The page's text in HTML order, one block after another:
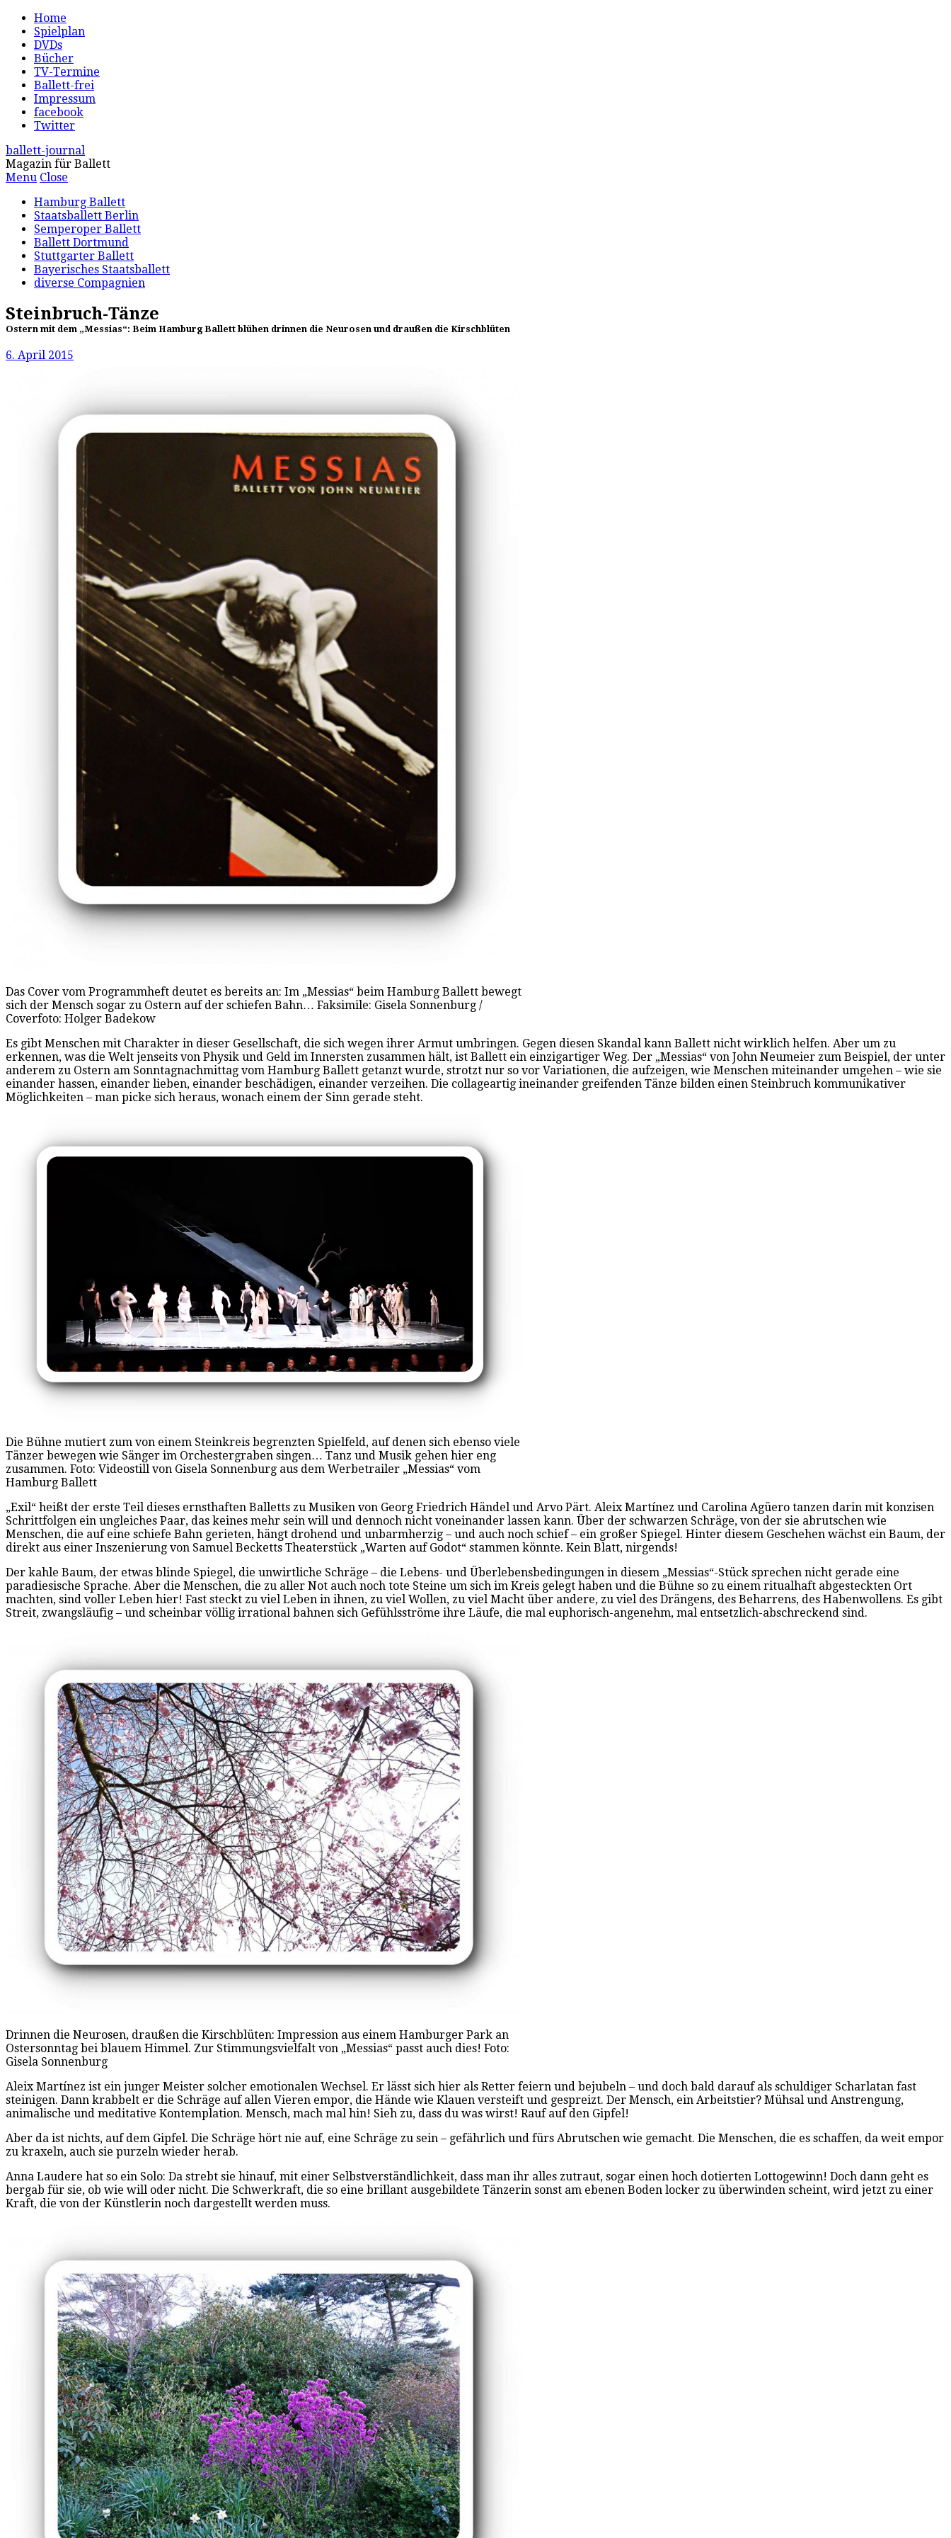
Home
Spielplan
DVDs
Bücher
TV-Termine
Ballett-frei
Impressum
facebook
Twitter
ballett-journal
Magazin für Ballett
Menu Close
Hamburg Ballett
Staatsballett Berlin
Semperoper Ballett
Ballett Dortmund
Stuttgarter Ballett
Bayerisches Staatsballett
diverse Compagnien
Steinbruch-Tänze
Ostern mit dem „Messias“: Beim Hamburg Ballett blühen drinnen die Neurosen und draußen die Kirschblüten
6. April 2015
Das Cover vom Programmheft deutet es bereits an: Im „Messias“ beim Hamburg Ballett bewegt
sich der Mensch sogar zu Ostern auf der schiefen Bahn… Faksimile: Gisela Sonnenburg /
Coverfoto: Holger Badekow
Es gibt Menschen mit Charakter in dieser Gesellschaft, die sich wegen ihrer Armut umbringen. Gegen diesen Skandal kann Ballett nicht wirklich helfen. Aber um zu
erkennen, was die Welt jenseits von Physik und Geld im Innersten zusammen hält, ist Ballett ein einzigartiger Weg. Der „Messias“ von John Neumeier zum Beispiel, der unter
anderem zu Ostern am Sonntagnachmittag vom Hamburg Ballett getanzt wurde, strotzt nur so vor Variationen, die aufzeigen, wie Menschen miteinander umgehen – wie sie
einander hassen, einander lieben, einander beschädigen, einander verzeihen. Die collageartig ineinander greifenden Tänze bilden einen Steinbruch kommunikativer
Möglichkeiten – man picke sich heraus, wonach einem der Sinn gerade steht.
Die Bühne mutiert zum von einem Steinkreis begrenzten Spielfeld, auf denen sich ebenso viele
Tänzer bewegen wie Sänger im Orchestergraben singen… Tanz und Musik gehen hier eng
zusammen. Foto: Videostill von Gisela Sonnenburg aus dem Werbetrailer „Messias“ vom
Hamburg Ballett
„Exil“ heißt der erste Teil dieses ernsthaften Balletts zu Musiken von Georg Friedrich Händel und Arvo Pärt. Aleix Martínez und Carolina Agüero tanzen darin mit konzisen
Schrittfolgen ein ungleiches Paar, das keines mehr sein will und dennoch nicht voneinander lassen kann. Über der schwarzen Schräge, von der sie abrutschen wie
Menschen, die auf eine schiefe Bahn gerieten, hängt drohend und unbarmherzig ­– und auch noch schief – ein großer Spiegel. Hinter diesem Geschehen wächst ein Baum, der
direkt aus einer Inszenierung von Samuel Becketts Theaterstück „Warten auf Godot“ stammen könnte. Kein Blatt, nirgends!
Der kahle Baum, der etwas blinde Spiegel, die unwirtliche Schräge – die Lebens- und Überlebensbedingungen in diesem „Messias“-Stück sprechen nicht gerade eine
paradiesische Sprache. Aber die Menschen, die zu aller Not auch noch tote Steine um sich im Kreis gelegt haben und die Bühne so zu einem ritualhaft abgesteckten Ort
machten, sind voller Leben hier! Fast steckt zu viel Leben in ihnen, zu viel Wollen, zu viel Macht über andere, zu viel des Drängens, des Beharrens, des Habenwollens. Es gibt
Streit, zwangsläufig – und scheinbar völlig irrational bahnen sich Gefühlsströme ihre Läufe, die mal euphorisch-angenehm, mal entsetzlich-abschreckend sind.
Drinnen die Neurosen, draußen die Kirschblüten: Impression aus einem Hamburger Park an
Ostersonntag bei blauem Himmel. Zur Stimmungsvielfalt von „Messias“ passt auch dies! Foto:
Gisela Sonnenburg
Aleix Martínez ist ein junger Meister solcher emotionalen Wechsel. Er lässt sich hier als Retter feiern und bejubeln – und doch bald darauf als schuldiger Scharlatan fast
steinigen. Dann krabbelt er die Schräge auf allen Vieren empor, die Hände wie Klauen versteift und gespreizt. Der Mensch, ein Arbeitstier? Mühsal und Anstrengung,
animalische und meditative Kontemplation. Mensch, mach mal hin! Sieh zu, dass du was wirst! Rauf auf den Gipfel!
Aber da ist nichts, auf dem Gipfel. Die Schräge hört nie auf, eine Schräge zu sein – gefährlich und fürs Abrutschen wie gemacht. Die Menschen, die es schaffen, da weit empor
zu kraxeln, auch sie purzeln wieder herab.
Anna Laudere hat so ein Solo: Da strebt sie hinauf, mit einer Selbstverständlichkeit, dass man ihr alles zutraut, sogar einen hoch dotierten Lottogewinn! Doch dann geht es
bergab für sie, ob wie will oder nicht. Die Schwerkraft, die so eine brillant ausgebildete Tänzerin sonst am ebenen Boden locker zu überwinden scheint, wird jetzt zu einer
Kraft, die von der Künstlerin noch dargestellt werden muss.